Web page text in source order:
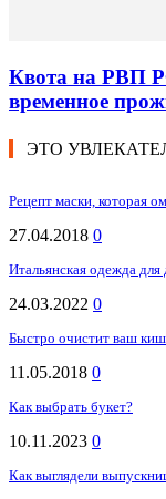
Квота на РВП
временное
ЭТО
Рецепт маски, которая
27.04.2018 0
Итальянская одежда для
24.03.2022 0
Быстро очистит ваш
11.05.2018 0
Как выбрать букет?
10.11.2023 0
Как выглядели